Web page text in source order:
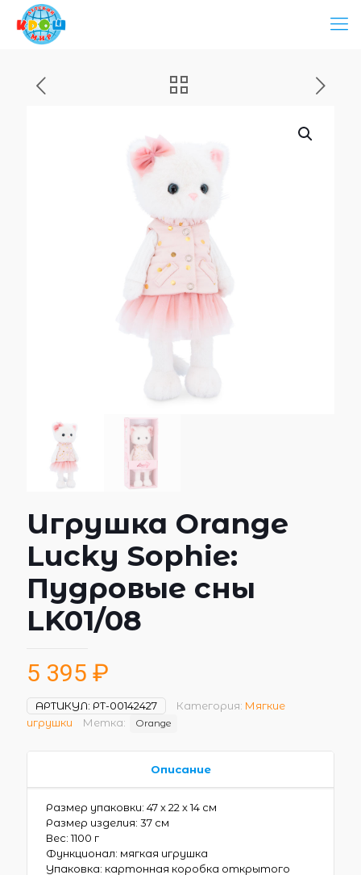
Игрушка Orange
Lucky Sophie:
Пудровые сны
LK01/08
5 395 ₽
АРТИКУЛ: РТ-00142427 Категория: Мягкие
игрушки
Метка: Orange
Описание
Размер упаковки: 47 х 22 х 14 см
Размер изделия: 37 см
Вес: 1100 г
Функционал: мягкая игрушка
Упаковка: картонная коробка открытого